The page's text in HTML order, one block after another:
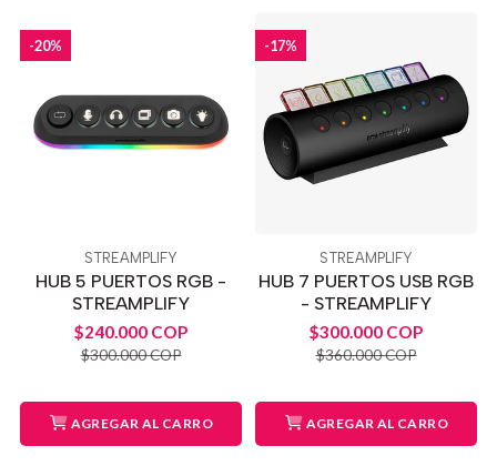
-20%
STREAMPLIFY
HUB 5 PUERTOS RGB -
STREAMPLIFY
$240.000 COP
$300.000 COP
AGREGAR AL CARRO
-17%
STREAMPLIFY
HUB 7 PUERTOS USB RGB
- STREAMPLIFY
$300.000 COP
$360.000 COP
AGREGAR AL CARRO